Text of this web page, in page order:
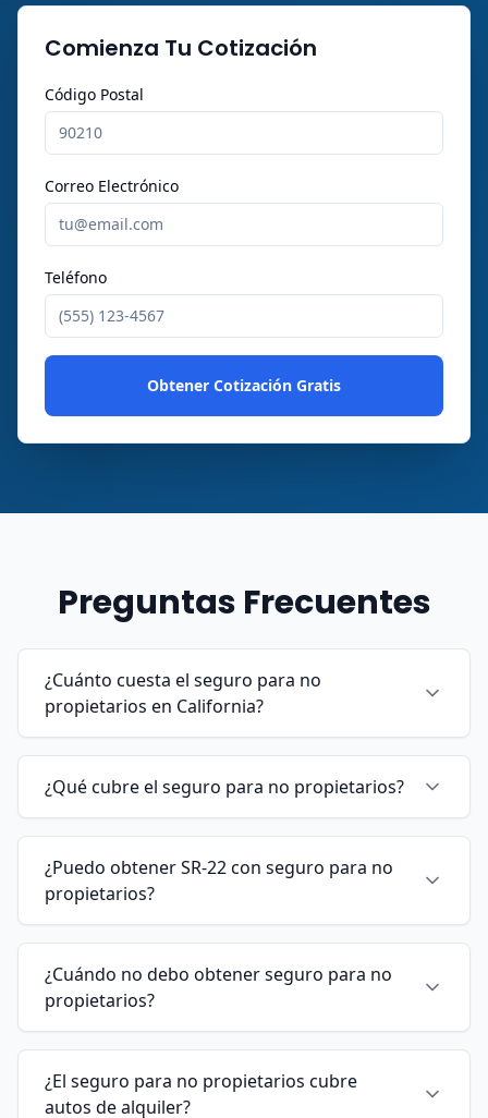
Comienza Tu Cotización
Código Postal
Correo Electrónico
Teléfono
Obtener Cotización Gratis
Preguntas Frecuentes
¿Cuánto cuesta el seguro para no
propietarios en California?
¿Qué cubre el seguro para no propietarios?
¿Puedo obtener SR-22 con seguro para no
propietarios?
¿Cuándo no debo obtener seguro para no
propietarios?
¿El seguro para no propietarios cubre
autos de alquiler?